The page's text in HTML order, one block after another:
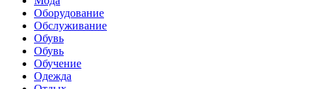
Оборудование
Обслуживание
Обувь
Обувь
Обучение
Одежда